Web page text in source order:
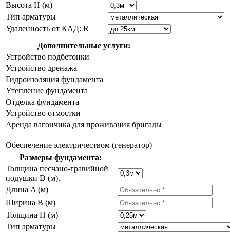
Высота H (м)
Тип арматуры
Удаленность от КАД: R
Дополнительные услуги:
Устройство подбетонки
Устройство дренажа
Гидроизоляция фундамента
Утепление фундамента
Отделка фундамента
Устройство отмостки
Аренда вагончика для проживания бригады
Обеспечение электричеством (генератор)
Размеры фундамента:
Толщина песчано-гравийной
подушки D (м).
Длина A (м)
Ширина B (м)
Толщина H (м)
Тип арматуры